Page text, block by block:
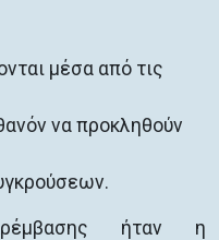
μέσα από τις
να προκληθούν
ήταν η